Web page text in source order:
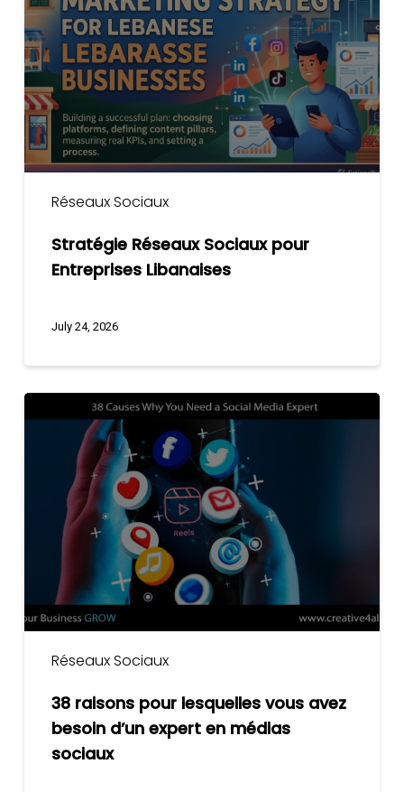
Réseaux Sociaux
pour
Entreprises
Libanaises
Stratégie Réseaux Sociaux pour
Entreprises Libanaises
July 24, 2026
Réseaux Sociaux
lesquelles
besoin
expert
en
sociaux
38 raisons pour lesquelles vous avez
besoin d’un expert en médias
sociaux